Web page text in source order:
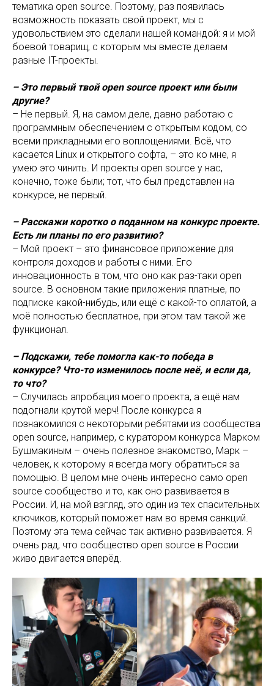
тематика open source. Поэтому, раз появилась
возможность показать свой проект, мы с
удовольствием это сделали нашей командой: я и мой
боевой товарищ, с которым мы вместе делаем
разные IT-проекты.
– Это первый твой open source проект или были
другие?
– Не первый. Я, на самом деле, давно работаю с
программным обеспечением с открытым кодом, со
всеми прикладными его воплощениями. Всё, что
касается Linux и открытого софта, – это ко мне, я
умею это чинить. И проекты open source у нас,
конечно, тоже были; тот, что был представлен на
конкурсе, не первый.
– Расскажи коротко о поданном на конкурс проекте.
Есть ли планы по его развитию?
– Мой проект – это финансовое приложение для
контроля доходов и работы с ними. Его
инновационность в том, что оно как раз-таки open
source. В основном такие приложения платные, по
подписке какой-нибудь, или ещё с какой-то оплатой, а
моё полностью бесплатное, при этом там такой же
функционал.
– Подскажи, тебе помогла как-то победа в
конкурсе? Что-то изменилось после неё, и если да,
то что?
– Случилась апробация моего проекта, а ещё нам
подогнали крутой мерч! После конкурса я
познакомился с некоторыми ребятами из сообщества
open source, например, с куратором конкурса Марком
Бушмакиным – очень полезное знакомство, Марк –
человек, к которому я всегда могу обратиться за
помощью. В целом мне очень интересно само open
source сообщество и то, как оно развивается в
России. И, на мой взгляд, это один из тех спасительных
ключиков, который поможет нам во время санкций.
Поэтому эта тема сейчас так активно развивается. Я
очень рад, что сообщество open source в России
живо двигается вперёд.